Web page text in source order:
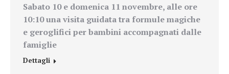
Sabato 10 e domenica 11 novembre, alle ore
10:10una visita guidata tra formule magiche
e geroglifici per bambini accompagnati dalle
famiglie
Dettagli